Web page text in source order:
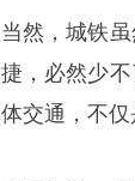
当然，城铁
捷，必然少
体交通，不